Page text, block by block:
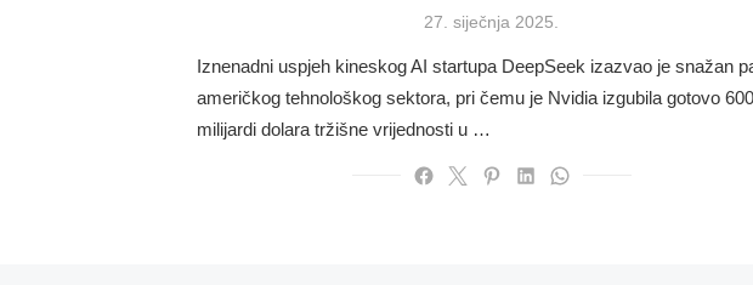
Posted
27. siječnja 2025.
Iznenadni uspjeh kineskog AI startupa DeepSeek izazvao je snažan
američkog tehnološkog sektora, pri čemu je Nvidia izgubila gotovo 600
milijardi dolara tržišne vrijednosti u …